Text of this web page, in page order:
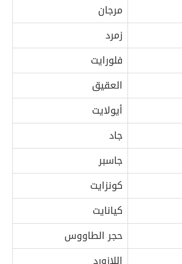
مرجان
زمرد
فلورايت
العقيق
أيولايت
جاد
جاسبر
كونزايت
كيانايت
حجر الطاووس